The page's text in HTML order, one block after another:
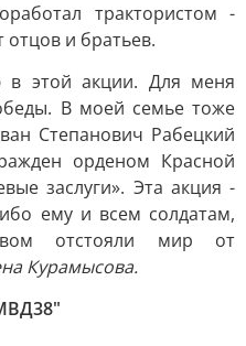
трактористом -
и братьев.
в этой акции. Для меня
В моей семье тоже
Степанович Рабецкий
орденом Красной
заслуги». Эта акция -
ему и всем солдатам,
отстояли мир от
Курамысова.